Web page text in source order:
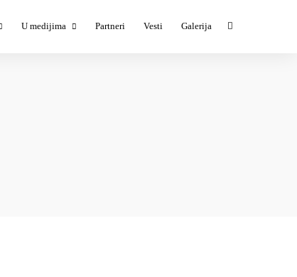
U medijima Partneri Vesti Galerija